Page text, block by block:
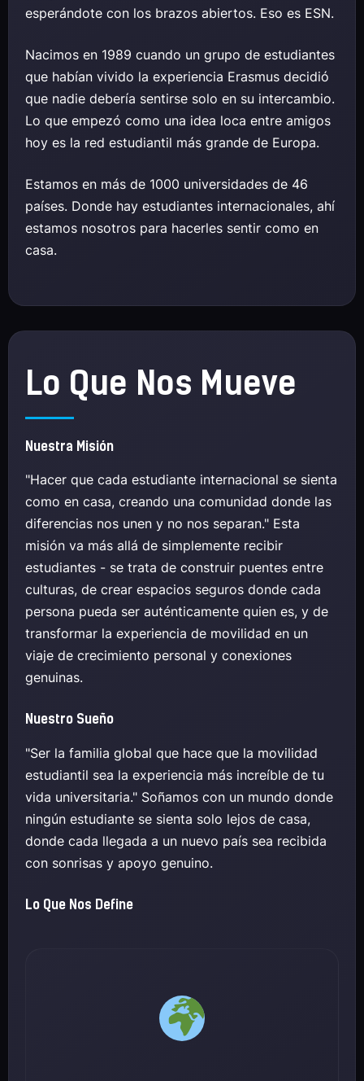
esperándote con los brazos abiertos. Eso es ESN.
Nacimos en 1989 cuando un grupo de estudiantes
que habían vivido la experiencia Erasmus decidió
que nadie debería sentirse solo en su intercambio.
Lo que empezó como una idea loca entre amigos
hoy es la red estudiantil más grande de Europa.
Estamos en más de 1000 universidades de 46
países. Donde hay estudiantes internacionales, ahí
estamos nosotros para hacerles sentir como en
casa.
Lo Que Nos Mueve
Nuestra Misión
"Hacer que cada estudiante internacional se sienta
como en casa, creando una comunidad donde las
diferencias nos unen y no nos separan." Esta
misión va más allá de simplemente recibir
estudiantes - se trata de construir puentes entre
culturas, de crear espacios seguros donde cada
persona pueda ser auténticamente quien es, y de
transformar la experiencia de movilidad en un
viaje de crecimiento personal y conexiones
genuinas.
Nuestro Sueño
"Ser la familia global que hace que la movilidad
estudiantil sea la experiencia más increíble de tu
vida universitaria." Soñamos con un mundo donde
ningún estudiante se sienta solo lejos de casa,
donde cada llegada a un nuevo país sea recibida
con sonrisas y apoyo genuino.
Lo Que Nos Define